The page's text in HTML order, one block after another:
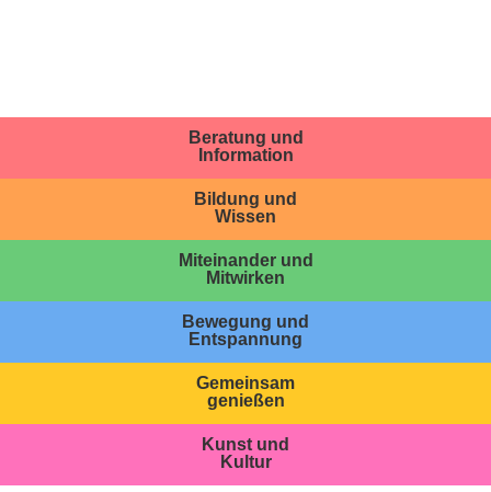
Beratung und
Information
Bildung und
Wissen
Miteinander und
Mitwirken
Bewegung und
Entspannung
Gemeinsam
genießen
Kunst und
Kultur